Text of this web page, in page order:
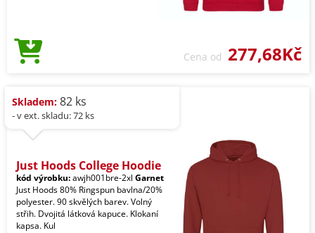
Cena od 277,68Kč
Skladem: 82 ks
- v ext. skladu: 72 ks
Just Hoods College Hoodie
kód výrobku:awjh001bre-2xl Garnet
Just Hoods 80% Ringspun bavlna/20%
polyester. 90 skvělých barev. Volný
střih. Dvojitá látková kapuce. Klokaní
kapsa. Kul